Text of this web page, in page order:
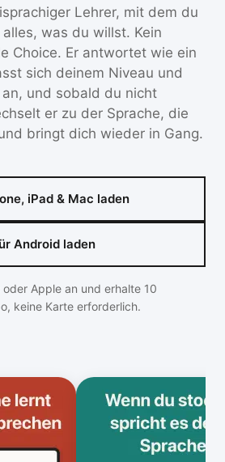
Lehrer, mit dem du
was du willst. Kein
Choice. Er antwortet wie ein
sich deinem Niveau und
und sobald du nicht
er zu der Sprache, die
bringt dich wieder in Gang.
iPad & Mac laden
Android laden
Apple an und erhalte 10
keine Karte erforderlich.